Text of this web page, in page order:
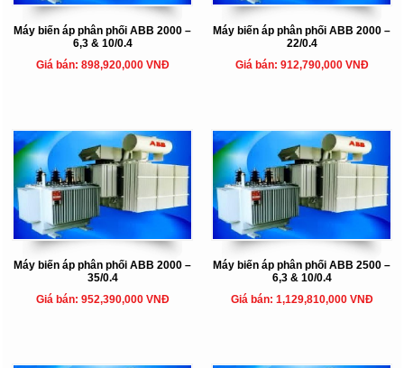
Máy biến áp phân phối ABB 2000 –
6,3 & 10/0.4
Giá bán: 898,920,000 VNĐ
Máy biến áp phân phối ABB 2000 –
22/0.4
Giá bán: 912,790,000 VNĐ
Máy biến áp phân phối ABB 2000 –
35/0.4
Giá bán: 952,390,000 VNĐ
Máy biến áp phân phối ABB 2500 –
6,3 & 10/0.4
Giá bán: 1,129,810,000 VNĐ